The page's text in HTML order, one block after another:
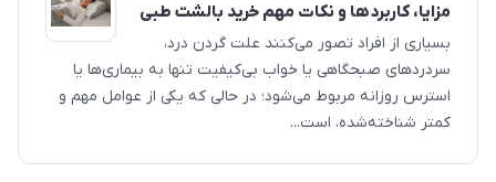
مزایا، کاربردها و نکات مهم خرید بالشت طبی
بسیاری از افراد تصور می‌کنند علت گردن درد،
سردردهای صبحگاهی یا خواب بی‌کیفیت تنها به بیماری‌ها یا
استرس روزانه مربوط می‌شود؛ در حالی که یکی از عوامل مهم و
کمتر شناخته‌شده، است...